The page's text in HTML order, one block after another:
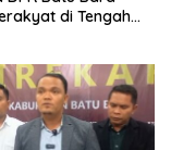
di Tengah